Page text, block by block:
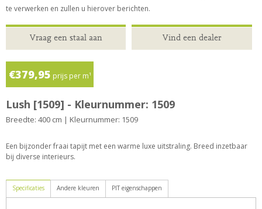
te verwerken en zullen u hierover berichten.
Vraag een staal aan Vind een dealer
€379,95 prijs per m¹
Lush [1509] - Kleurnummer: 1509
Breedte: 400 cm | Kleurnummer: 1509
Een bijzonder fraai tapijt met een warme luxe uitstraling. Breed inzetbaar
bij diverse interieurs.
Specificaties Andere kleuren PIT eigenschappen